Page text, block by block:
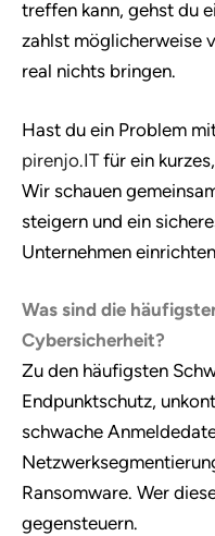
treffen kann, gehst du
zahlst möglicherweise
real nichts bringen.
Hast du ein Problem
pirenjo.ITfür ein
Wir schauen
steigern und ein
Unternehmen
Was sind die
Cybersicherheit?
Zu den häufigsten
Endpunktschutz,
schwache
Ransomware. Wer
gegensteuern.